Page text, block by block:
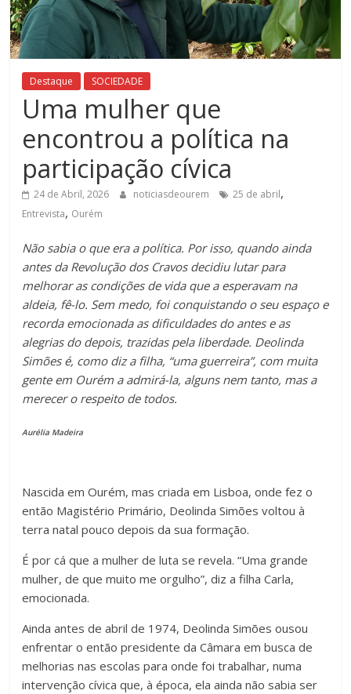
Destaque SOCIEDADE
Uma mulher que
encontrou a política na
participação cívica
24 de Abril, 2026 noticiasdeourem 25 de abril,
Entrevista, Ourém
Não sabia o que era a política. Por isso, quando ainda
antes da Revolução dos Cravos decidiu lutar para
melhorar as condições de vida que a esperavam na
aldeia, fê-lo. Sem medo, foi conquistando o seu espaço e
recorda emocionada as dificuldades do antes e as
alegrias do depois, trazidas pela liberdade. Deolinda
Simões é, como diz a filha, “uma guerreira”, com muita
gente em Ourém a admirá-la, alguns nem tanto, mas a
merecer o respeito de todos.
Aurélia Madeira
Nascida em Ourém, mas criada em Lisboa, onde fez o
então Magistério Primário, Deolinda Simões voltou à
terra natal pouco depois da sua formação.
É por cá que a mulher de luta se revela. “Uma grande
mulher, de que muito me orgulho”, diz a filha Carla,
emocionada.
Ainda antes de abril de 1974, Deolinda Simões ousou
enfrentar o então presidente da Câmara em busca de
melhorias nas escolas para onde foi trabalhar, numa
intervenção cívica que, à época, ela ainda não sabia ser